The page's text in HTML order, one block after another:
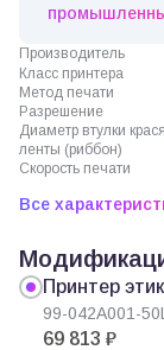
Производитель
Класс принтера
Метод печати
Разрешение
Диаметр втулки
ленты (риббон)
Скорость печати
Все
Принтер
99-042A001-
69 813 ₽